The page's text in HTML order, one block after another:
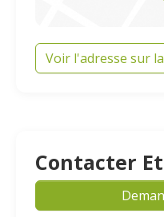
Voir l'adresse sur
Contacter